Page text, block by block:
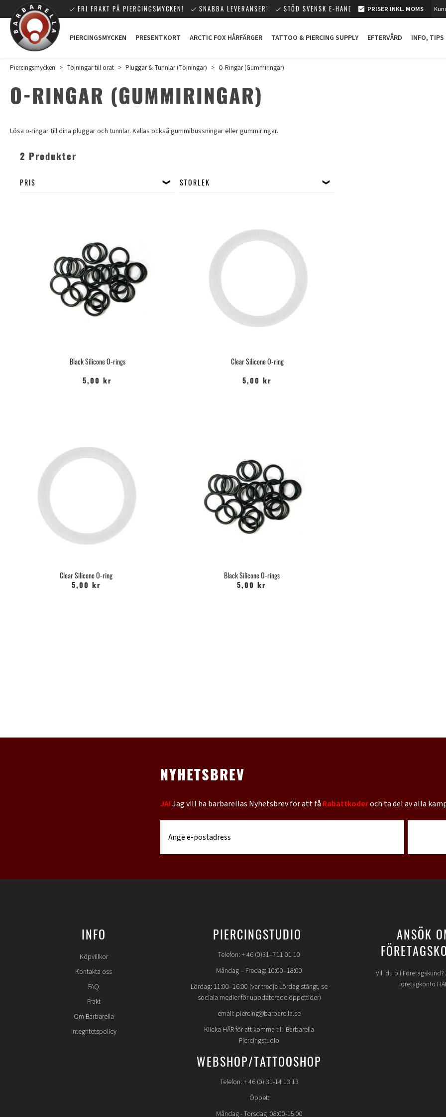
FRI FRAKT PÅ PIERCINGSMYCKEN! SNABBA LEVERANSER! STÖD SVENSK E-HANDEL! PRISER INKL. MOMS
PIERCINGSMYCKEN PRESENTKORT ARCTIC FOX HÅRFÄRGER TATTOO & PIERCING SUPPLY EFTERVÅRD INFO, TIPS
Piercingsmycken > Töjningar till örat > Pluggar & Tunnlar (Töjningar) > O-Ringar (Gummiringar)
O-RINGAR (GUMMIRINGAR)
Lösa o-ringar till dina pluggar och tunnlar. Kallas också gummibussningar eller gummiringar.
2 Produkter
PRIS STORLEK
Black Silicone O-rings
5,00 kr
Clear Silicone O-ring
5,00 kr
Clear Silicone O-ring
5,00 kr
Black Silicone O-rings
5,00 kr
NYHETSBREV
JA!Jag vill ha barbarellas Nyhetsbrev för att fåRabattkoderoch ta del av alla
INFO
Köpvillkor
Kontakta oss
FAQ
Frakt
Om Barbarella
Integritetspolicy
PIERCINGSTUDIO
Telefon: + 46 (0)31–711 01 10
Måndag – Fredag: 10:00–18:00
Lördag: 11:00–16:00 (var tredje Lördag stängt, se
sociala medier för uppdaterade öppettider)
email: piercing@barbarella.se
Klicka HÄR för att komma till Barbarella
Piercingstudio
WEBSHOP/TATTOOSHOP
Telefon: + 46 (0) 31-14 13 13
Öppet:
Måndag - Torsdag 08:00-15:00
ANSÖK
Vill du bli Företagskund?
företagkonto